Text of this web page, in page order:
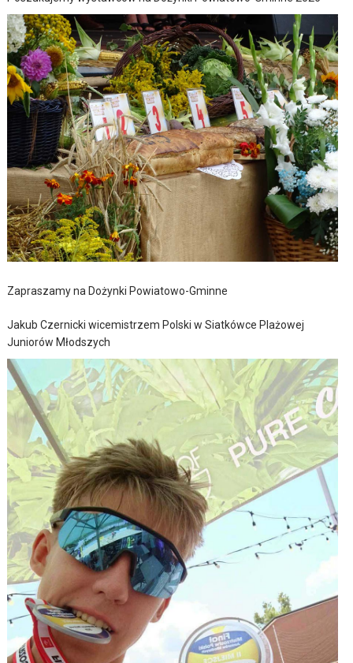
Zapraszamy na Dożynki Powiatowo-Gminne
Jakub Czernicki wicemistrzem Polski w Siatkówce Plażowej
Juniorów Młodszych